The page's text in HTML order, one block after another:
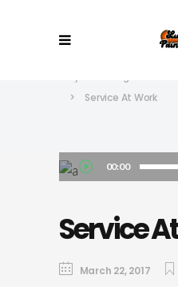
>
Service At Work
Audio
Player
00:00
Service
March 22, 2017